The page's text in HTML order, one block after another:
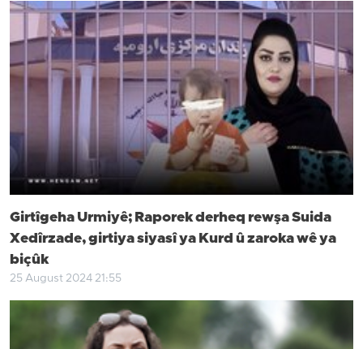
Girtîgeha Urmiyê; Raporek derheq rewşa Suida
Xedîrzade, girtiya siyasî ya Kurd û zaroka wê ya
biçûk
25 August 2024 21:55